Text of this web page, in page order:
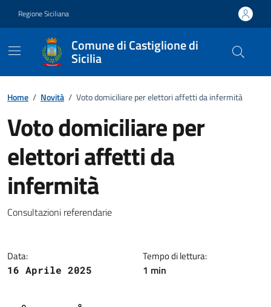
Regione Siciliana
Comune di Castiglione di
Sicilia
Home / Novità / Voto domiciliare per elettori affetti da infermità
Voto domiciliare per
elettori affetti da
infermità
Dettagli della notizia
Consultazioni referendarie
Data:
16 Aprile 2025
Tempo di lettura:
1 min